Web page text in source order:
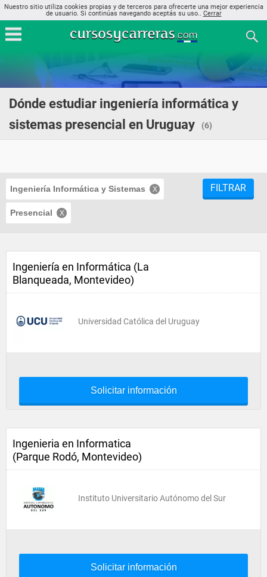
Nuestro sitio utiliza cookies propias y de terceros para ofrecerte una mejor experiencia
de usuario. Si continúas navegando aceptás su uso.. Cerrar
Dónde estudiar ingeniería informática y
sistemas presencial en Uruguay
(6)
Ingeniería Informática y Sistemas
Presencial
FILTRAR
Ingeniería en Informática (La
Blanqueada, Montevideo)
Universidad Católica del Uruguay
Solicitar información
Ingenieria en Informatica
(Parque Rodó, Montevideo)
Instituto Universitario Autónomo del Sur
Solicitar información